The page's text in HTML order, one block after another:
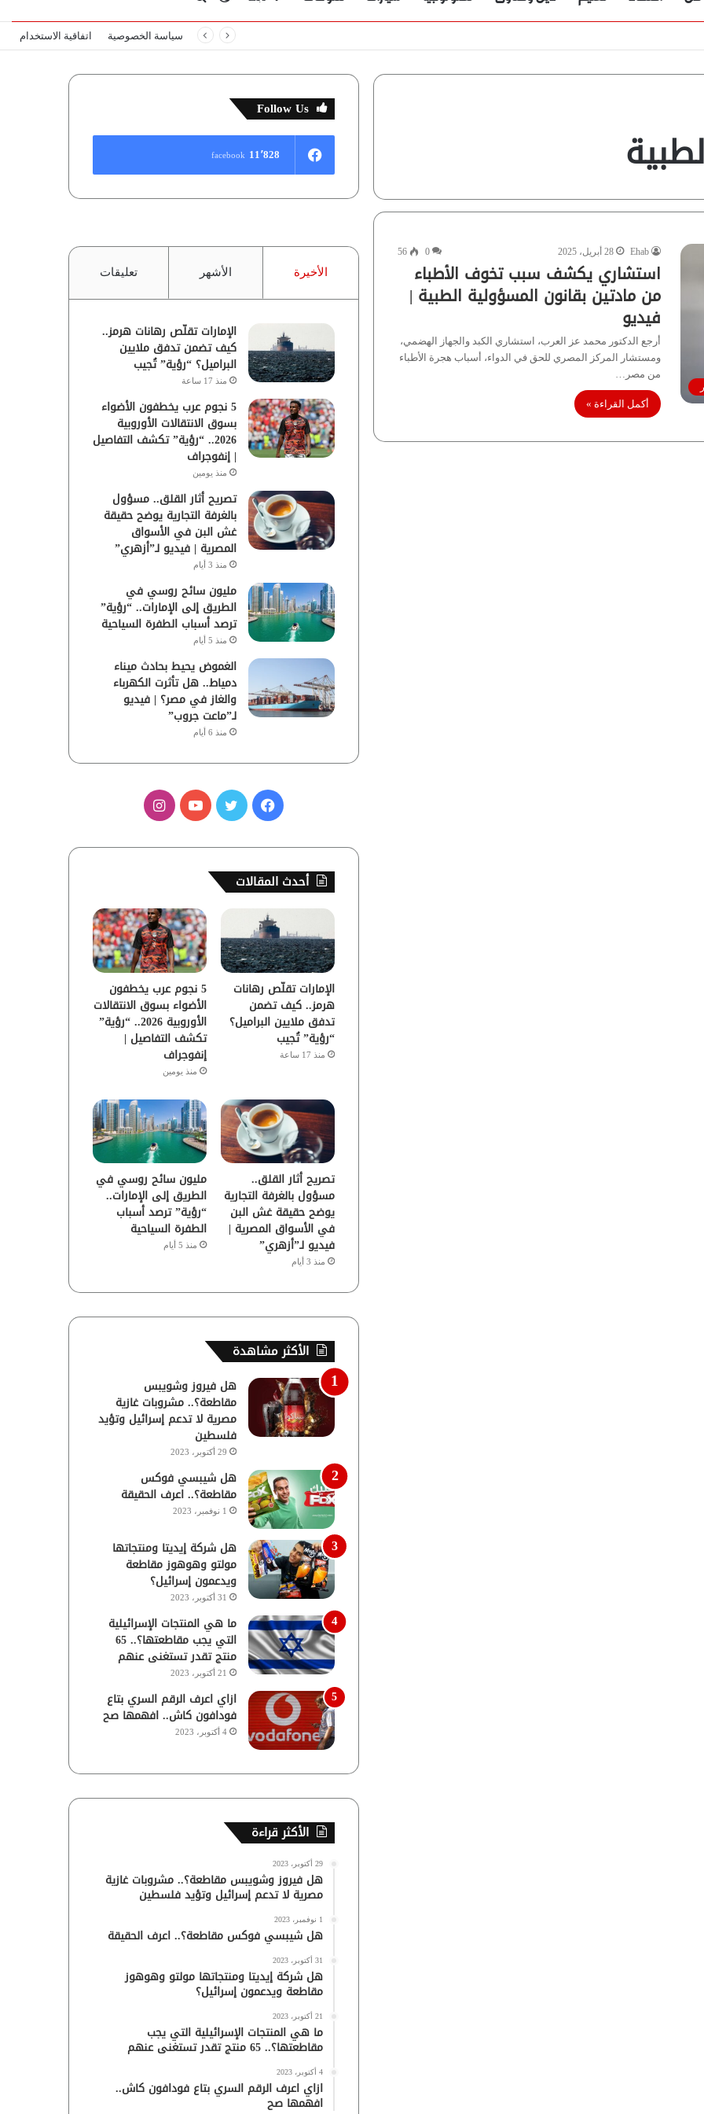
عنالمظلم
سياسة الخصوصية اتفاقية الاستخدام
Ehab 28 أبريل، 2025 0
56
استشاري يكشف سبب تخوف الأطباء
من مادتين بقانون المسؤولية الطبية |
فيديو
أرجع الدكتور محمد عز العرب، استشاري الكبد والجهاز الهضمي،
ومستشار المركز المصري للحق في الدواء، أسباب هجرة الأطباء
من مصر…
أكمل القراءة »
Follow Us
11٬828 facebook
الأخيرة الأشهر تعليقات
الإمارات تقلّص رهانات هرمز..
كيف تضمن تدفق ملايين
البراميل؟ “رؤية” تُجيب
منذ 17 ساعة
5 نجوم عرب يخطفون الأضواء
بسوق الانتقالات الأوروبية
2026.. “رؤية” تكشف التفاصيل
| إنفوجراف
منذ يومين
تصريح أثار القلق.. مسؤول
بالغرفة التجارية يوضح حقيقة
غش البن في الأسواق
المصرية | فيديو لـ”أزهري”
منذ 3 أيام
مليون سائح روسي في
الطريق إلى الإمارات.. “رؤية”
ترصد أسباب الطفرة السياحية
منذ 5 أيام
الغموض يحيط بحادث ميناء
دمياط.. هل تأثرت الكهرباء
والغاز في مصر؟ | فيديو
لـ”ماعت جروب”
منذ 6 أيام
ف
س
و
ك
ي
و
ب
ا
ق
ر
ا
م
أحدث المقالات
الإمارات تقلّص رهانات
هرمز.. كيف تضمن
تدفق ملايين البراميل؟
“رؤية” تُجيب
منذ 17 ساعة
5 نجوم عرب يخطفون
الأضواء بسوق الانتقالات
الأوروبية 2026.. “رؤية”
تكشف التفاصيل |
إنفوجراف
منذ يومين
تصريح أثار القلق..
مسؤول بالغرفة التجارية
يوضح حقيقة غش البن
في الأسواق المصرية |
فيديو لـ”أزهري”
منذ 3 أيام
مليون سائح روسي في
الطريق إلى الإمارات..
“رؤية” ترصد أسباب
الطفرة السياحية
منذ 5 أيام
الأكثر مشاهدة
هل فيروز وشويبس
مقاطعة؟.. مشروبات غازية
مصرية لا تدعم إسرائيل وتؤيد
فلسطين
29 أكتوبر، 2023
هل شيبسي فوكس
مقاطعة؟.. اعرف الحقيقة
1 نوفمبر، 2023
هل شركة إيديتا ومنتجاتها
مولتو وهوهوز مقاطعة
ويدعمون إسرائيل؟
31 أكتوبر، 2023
ما هي المنتجات الإسرائيلية
التي يجب مقاطعتها؟.. 65
منتج تقدر تستغنى عنهم
21 أكتوبر، 2023
ازاي اعرف الرقم السري بتاع
فودافون كاش.. افهمها صح
4 أكتوبر، 2023
الأكثر قراءة
29 أكتوبر، 2023
هل فيروز وشويبس مقاطعة؟.. مشروبات غازية
مصرية لا تدعم إسرائيل وتؤيد فلسطين
1 نوفمبر، 2023
هل شيبسي فوكس مقاطعة؟.. اعرف الحقيقة
31 أكتوبر، 2023
هل شركة إيديتا ومنتجاتها مولتو وهوهوز
مقاطعة ويدعمون إسرائيل؟
21 أكتوبر، 2023
ما هي المنتجات الإسرائيلية التي يجب
مقاطعتها؟.. 65 منتج تقدر تستغنى عنهم
4 أكتوبر، 2023
ازاي اعرف الرقم السري بتاع فودافون كاش..
افهمها صح